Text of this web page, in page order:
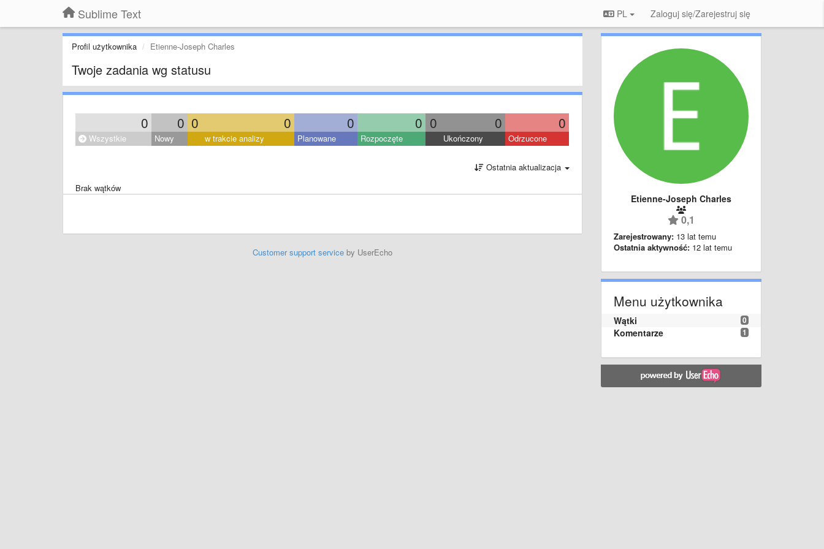
Sublime Text PL Zaloguj się/Zarejestruj się
Profil użytkownika Etienne-Joseph Charles
Twoje zadania wg statusu
0 0 0 0 0 0 0 0 0
Wszystkie Nowy w trakcie analizy Planowane Rozpoczęte Ukończony Odrzucone
Ostatnia aktualizacja
Brak wątków
Customer support serviceby UserEcho
Etienne-Joseph Charles
0,1
Zarejestrowany: 13 lat temu
Ostatnia aktywność: 12 lat temu
Menu użytkownika
0
Wątki
1
Komentarze